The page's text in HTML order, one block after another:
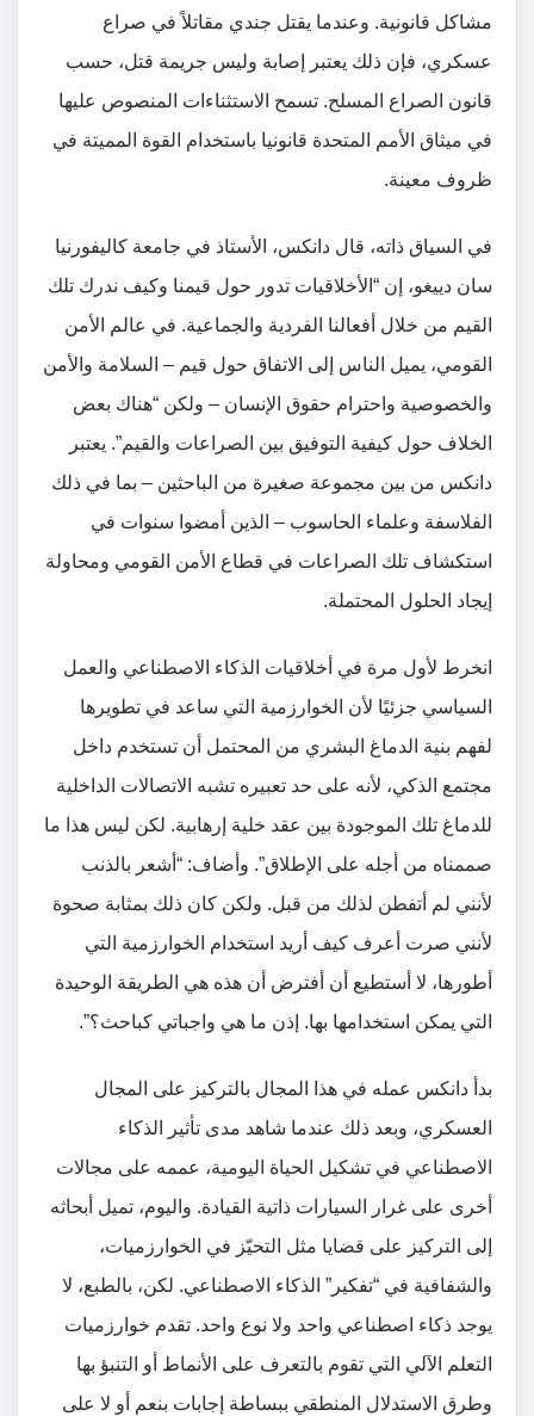
مشاكل قانونية. وعندما يقتل جندي مقاتلاً في صراع
عسكري، فإن ذلك يعتبر إصابة وليس جريمة قتل، حسب
قانون الصراع المسلح. تسمح الاستثناءات المنصوص عليها
في ميثاق الأمم المتحدة قانونيا باستخدام القوة المميتة في
ظروف معينة.
في السياق ذاته، قال دانكس، الأستاذ في جامعة كاليفورنيا
سان دييغو، إن “الأخلاقيات تدور حول قيمنا وكيف ندرك تلك
القيم من خلال أفعالنا الفردية والجماعية. في عالم الأمن
القومي، يميل الناس إلى الاتفاق حول قيم – السلامة والأمن
والخصوصية واحترام حقوق الإنسان – ولكن “هناك بعض
الخلاف حول كيفية التوفيق بين الصراعات والقيم”. يعتبر
دانكس من بين مجموعة صغيرة من الباحثين – بما في ذلك
الفلاسفة وعلماء الحاسوب – الذين أمضوا سنوات في
استكشاف تلك الصراعات في قطاع الأمن القومي ومحاولة
إيجاد الحلول المحتملة.
انخرط لأول مرة في أخلاقيات الذكاء الاصطناعي والعمل
السياسي جزئيًا لأن الخوارزمية التي ساعد في تطويرها
لفهم بنية الدماغ البشري من المحتمل أن تستخدم داخل
مجتمع الذكي، لأنه على حد تعبيره تشبه الاتصالات الداخلية
للدماغ تلك الموجودة بين عقد خلية إرهابية. لكن ليس هذا ما
صممناه من أجله على الإطلاق”. وأضاف: “أشعر بالذنب
لأنني لم أتفطن لذلك من قبل. ولكن كان ذلك بمثابة صحوة
لأنني صرت أعرف كيف أريد استخدام الخوارزمية التي
أطورها، لا أستطيع أن أفترض أن هذه هي الطريقة الوحيدة
التي يمكن استخدامها بها. إذن ما هي واجباتي كباحث؟”.
بدأ دانكس عمله في هذا المجال بالتركيز على المجال
العسكري، وبعد ذلك عندما شاهد مدى تأثير الذكاء
الاصطناعي في تشكيل الحياة اليومية، عممه على مجالات
أخرى على غرار السيارات ذاتية القيادة. واليوم، تميل أبحاثه
إلى التركيز على قضايا مثل التحيّز في الخوارزميات،
والشفافية في “تفكير” الذكاء الاصطناعي. لكن، بالطبع، لا
يوجد ذكاء اصطناعي واحد ولا نوع واحد. تقدم خوارزميات
التعلم الآلي التي تقوم بالتعرف على الأنماط أو التنبؤ بها
وطرق الاستدلال المنطقي ببساطة إجابات بنعم أو لا على